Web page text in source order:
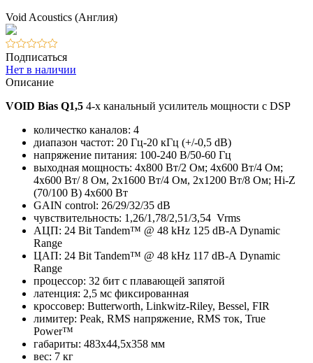
Void Acoustics (Англия)
Подписаться
Нет в наличии
Описание
VOID Bias Q1,5 4-х канальный усилитель мощности с DSP
количестко каналов: 4
диапазон частот: 20 Гц-20 кГц (+/-0,5 dB)
напряжение питания: 100-240 В/50-60 Гц
выходная мощность: 4х800 Вт/2 Ом; 4х600 Вт/4 Ом;
4х600 Вт/ 8 Ом, 2х1600 Вт/4 Ом, 2х1200 Вт/8 Ом; Hi-Z
(70/100 В) 4x600 Вт
GAIN control: 26/29/32/35 dB
чувствительность: 1,26/1,78/2,51/3,54 Vrms
АЦП: 24 Bit Tandem™ @ 48 kHz 125 dB-A Dynamic
Range
ЦАП: 24 Bit Tandem™ @ 48 kHz 117 dB-A Dynamic
Range
процессор: 32 бит с плавающей запятой
латенция: 2,5 мс фиксированная
кроссовер: Butterworth, Linkwitz-Riley, Bessel, FIR
лимитер: Peak, RMS напряжение, RMS ток, True
Power™
габариты: 483х44,5х358 мм
вес: 7 кг